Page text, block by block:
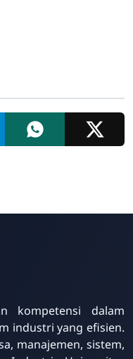
kompetensi dalam
industri yang efisien.
manajemen, sistem,